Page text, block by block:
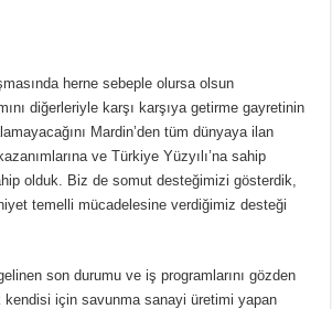
herne sebeple olursa olsun
diğerleriyle karşı karşıya getirme gayretinin
Mardin’den tüm dünyaya ilan
ve Türkiye Yüzyılı’na sahip
olduk. Biz de somut desteğimizi gösterdik,
temelli mücadelesine verdiğimiz desteği
son durumu ve iş programlarını gözden
kendisi için savunma sanayi üretimi yapan